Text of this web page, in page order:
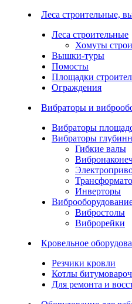
Леса строительные,
Леса строительные
Хомуты
Вышки-туры
Помосты
Площадки
Ограждения
Вибраторы и
Вибраторы
Вибраторы
Гибкие валы
Инверторы
Вибростолы
Виброрейки
Кровельное
Резчики кровли
Котлы
Для ремонта и